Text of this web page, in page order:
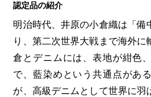
認定品の紹介
明治時代、井原の小倉織は「備
り、第二次世界大戦まで海外
倉とデニムには、表地が紺色
で、藍染めという共通点があ
が、高級デニムとして世界に羽